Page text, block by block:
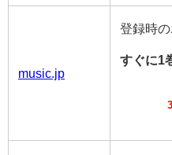
music.jp
登録時
すぐに1